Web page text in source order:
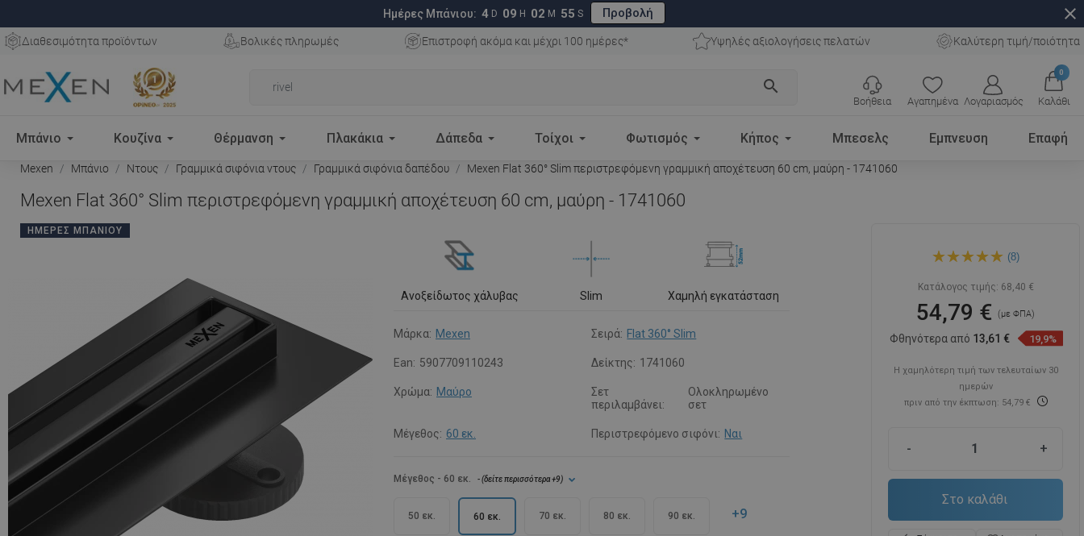
Ημέρες Μπάνιου: 4 D 09 H 02 M 54 S Προβολή close
Διαθεσιμότητα προϊόντων Βολικές πληρωμές Επιστροφή ακόμα και μέχρι 100 ημέρες* Υψηλές αξιολογήσεις πελατών Καλύτερη τιμή/ποιότητα
search
Αγαπημένα Λογαριασμός
0
Καλάθι
Βοήθεια
Μπάνιο Κουζίνα Θέρμανση Πλακάκια Δάπεδα Τοίχοι Φωτισμός Κήπος Μπεσελς Εμπνευση Επαφή
Mexen Μπάνιο Ντους Γραμμικά σιφόνια ντους Γραμμικά σιφόνια δαπέδου Mexen Flat 360° Slim περιστρεφόμενη γραμμική αποχέτευση 60 cm, μαύρη - 1741060
Mexen Flat 360° Slim περιστρεφόμενη γραμμική αποχέτευση 60 cm, μαύρη - 1741060
ΗΜΈΡΕΣ ΜΠΆΝΙΟΥ
Ανοξείδωτος χάλυβας Slim Χαμηλή εγκατάσταση
Μάρκα: Mexen Σειρά: Flat 360° Slim
Ean: 5907709110243 Δείκτης: 1741060
Χρώμα: Μαύρο
Σετ
περιλαμβάνει:
Ολοκληρωμένο
σετ
Μέγεθος: 60 εκ. Περιστρεφόμενο σιφόνι: Ναι
Μέγεθος - 60 εκ. - (δείτε περισσότερα+9)
50 εκ. 60 εκ. 70 εκ. 80 εκ. 90 εκ. +9
περιστρεφόμενη γραμμική
1741060
(8)
Κατάλογος τιμής: 68,40 €
54,79 €(με ΦΠΑ)
Φθηνότερα από 13,61 € 19,9%
Η χαμηλότερη τιμή των τελευταίων 30
ημερών
πριν από την έκπτωση: 54,79 €
- +
Στο καλάθι